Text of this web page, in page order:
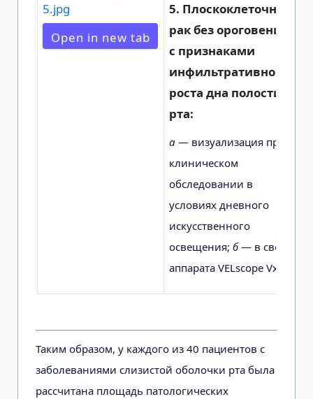
Open in new tab
5. Плоскоклеточный
рак без ороговения
с признаками
инфильтративного
роста дна полости
рта:
а — визуализация при
клиническом
обследовании в
условиях дневного
искусственного
освещения;б— в свете
аппарата VELscope Vx
Таким образом, у каждого из 40 пациентов с
заболеваниями слизистой оболочки рта была
рассчитана площадь патологических